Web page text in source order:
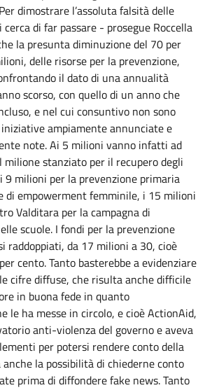
dimostrare l’assoluta falsità delle
di far passare - prosegue Roccella
la presunta diminuzione del 70 per
delle risorse per la prevenzione,
il dato di una annualità
scorso, con quello di un anno che
e nel cui consuntivo non sono
ampiamente annunciate e
note. Ai 5 milioni vanno infatti ad
stanziato per il recupero degli
9 milioni per la prevenzione primaria
di empowerment femminile, i 15 milioni
Valditara per la campagna di
scuole. I fondi per la prevenzione
raddoppiati, da 17 milioni a 30, cioè
cento. Tanto basterebbe a evidenziare
cifre diffuse, che risulta anche difficile
in buona fede in quanto
le ha messe in circolo, e cioè ActionAid,
anti-violenza del governo e aveva
per potersi rendere conto della
la possibilità di chiederne conto
prima di diffondere fake news. Tanto